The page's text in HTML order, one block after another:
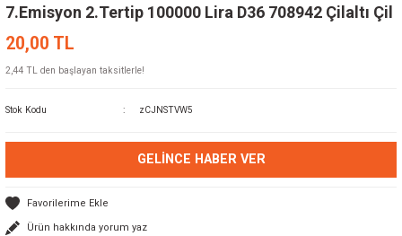
7.Emisyon 2.Tertip 100000 Lira D36 708942 Çilaltı Çil
20,00 TL
2,44 TL den başlayan taksitlerle!
Stok Kodu zCJNSTVW5
GELINCE HABER VER
Ürün hakkında yorum yaz